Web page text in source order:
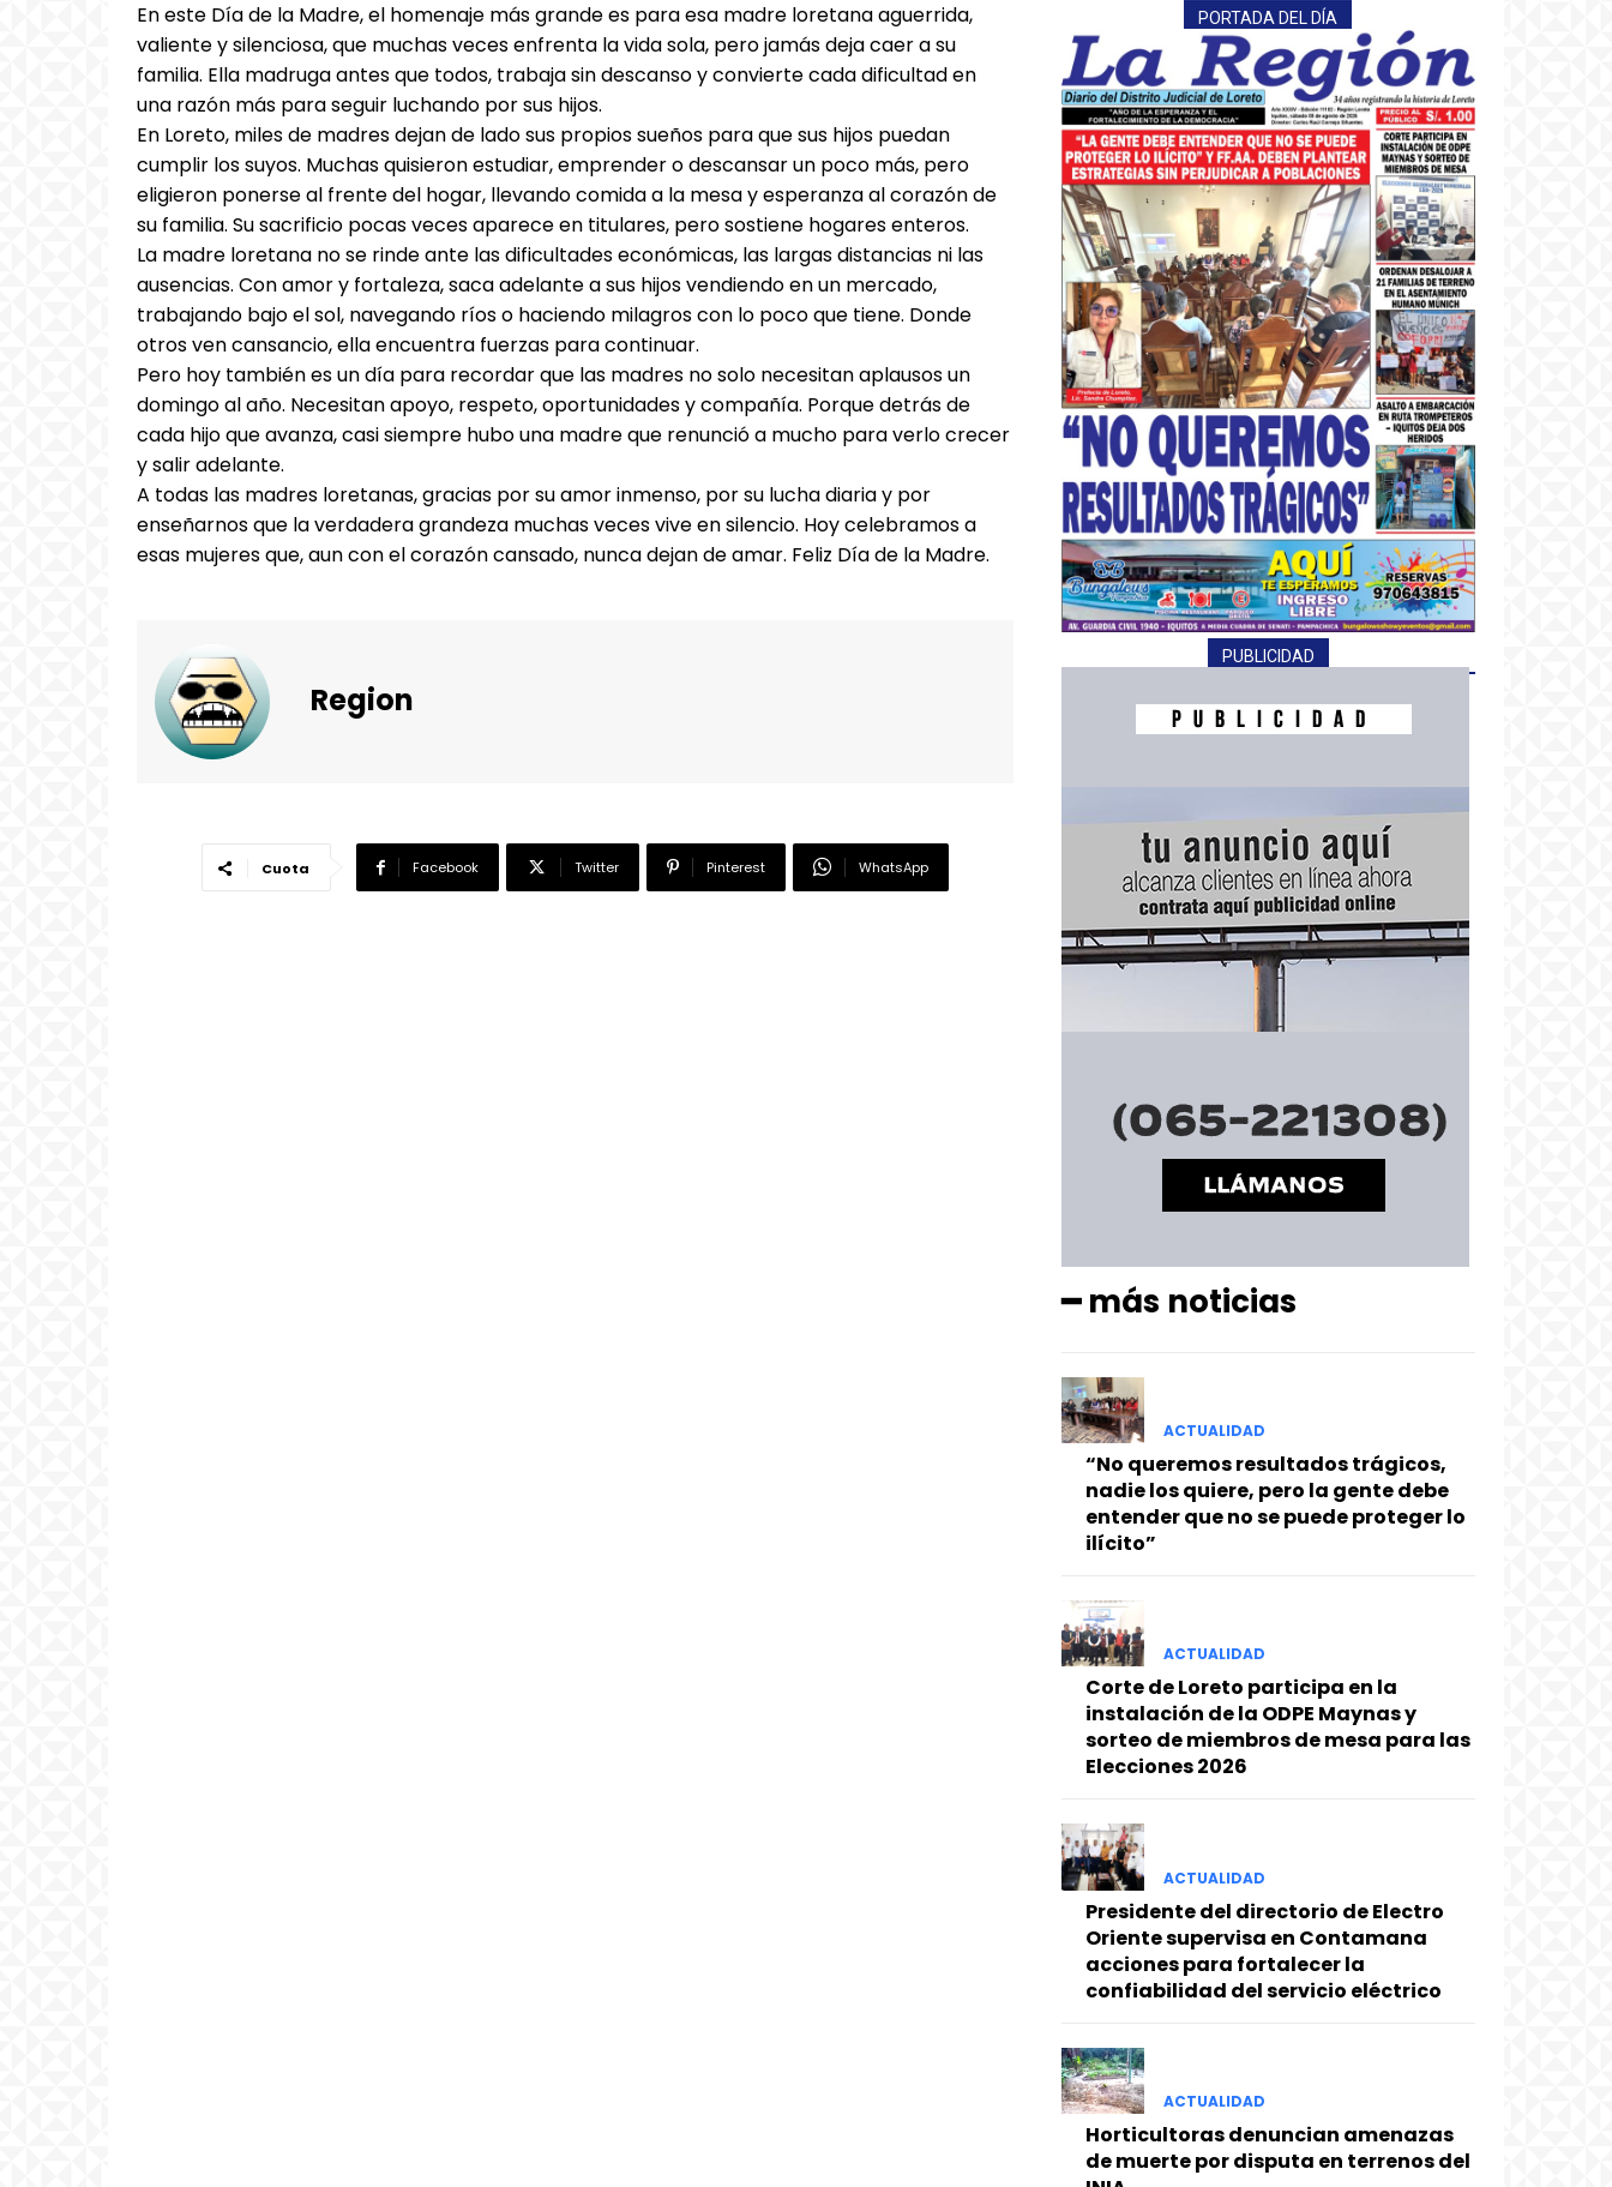
━ Planes
En este Día de la Madre, el homenaje más grande es para esa madre loretana aguerrida,
valiente y silenciosa, que muchas veces enfrenta la vida sola, pero jamás deja caer a su
familia. Ella madruga antes que todos, trabaja sin descanso y convierte cada dificultad en
una razón más para seguir luchando por sus hijos.
En Loreto, miles de madres dejan de lado sus propios sueños para que sus hijos puedan
cumplir los suyos. Muchas quisieron estudiar, emprender o descansar un poco más, pero
eligieron ponerse al frente del hogar, llevando comida a la mesa y esperanza al corazón de
su familia. Su sacrificio pocas veces aparece en titulares, pero sostiene hogares enteros.
La madre loretana no se rinde ante las dificultades económicas, las largas distancias ni las
ausencias. Con amor y fortaleza, saca adelante a sus hijos vendiendo en un mercado,
trabajando bajo el sol, navegando ríos o haciendo milagros con lo poco que tiene. Donde
otros ven cansancio, ella encuentra fuerzas para continuar.
Pero hoy también es un día para recordar que las madres no solo necesitan aplausos un
domingo al año. Necesitan apoyo, respeto, oportunidades y compañía. Porque detrás de
cada hijo que avanza, casi siempre hubo una madre que renunció a mucho para verlo crecer
y salir adelante.
A todas las madres loretanas, gracias por su amor inmenso, por su lucha diaria y por
enseñarnos que la verdadera grandeza muchas veces vive en silencio. Hoy celebramos a
esas mujeres que, aun con el corazón cansado, nunca dejan de amar. Feliz Día de la Madre.
Region
Cuota Facebook Twitter Pinterest WhatsApp
PORTADA DEL DÍA
PUBLICIDAD
━ más noticias
ACTUALIDAD
“No queremos resultados trágicos,
nadie los quiere, pero la gente debe
entender que no se puede proteger lo
ilícito”
ACTUALIDAD
Corte de Loreto participa en la
instalación de la ODPE Maynas y
sorteo de miembros de mesa para las
Elecciones 2026
ACTUALIDAD
Presidente del directorio de Electro
Oriente supervisa en Contamana
acciones para fortalecer la
confiabilidad del servicio eléctrico
ACTUALIDAD
Horticultoras denuncian amenazas
de muerte por disputa en terrenos del